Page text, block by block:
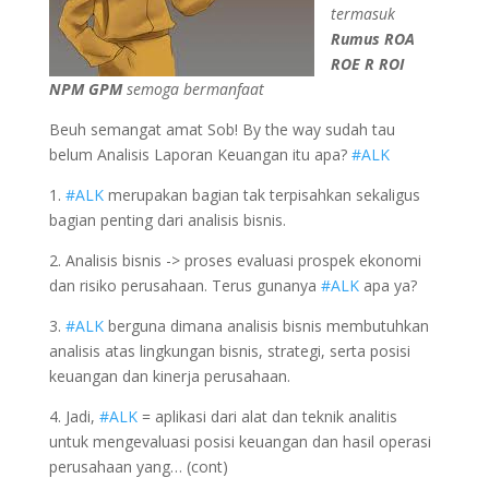
termasuk
Rumus ROA
ROE R ROI
NPM GPMsemoga bermanfaat
Beuh semangat amat Sob! By the way sudah tau
belum Analisis Laporan Keuangan itu apa? #ALK
1. #ALKmerupakan bagian tak terpisahkan sekaligus
bagian penting dari analisis bisnis.
2. Analisis bisnis -> proses evaluasi prospek ekonomi
dan risiko perusahaan. Terus gunanya #ALKapa ya?
3. #ALKberguna dimana analisis bisnis membutuhkan
analisis atas lingkungan bisnis, strategi, serta posisi
keuangan dan kinerja perusahaan.
4. Jadi, #ALK= aplikasi dari alat dan teknik analitis
untuk mengevaluasi posisi keuangan dan hasil operasi
perusahaan yang… (cont)